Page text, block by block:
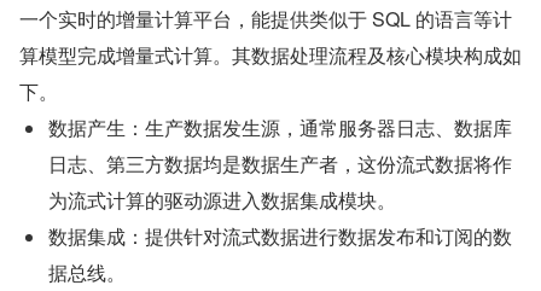
一个实时的增量计算平台，能提供类似于 SQL 的语言等计
算模型完成增量式计算。其数据处理流程及核心模块构成如
下。
数据产生：生产数据发生源，通常服务器日志、数据库
日志、第三方数据均是数据生产者，这份流式数据将作
为流式计算的驱动源进入数据集成模块。
数据集成：提供针对流式数据进行数据发布和订阅的数
据总线。